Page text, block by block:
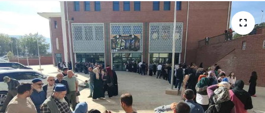
MAGAZİN
ÖZEL HABER
DTO
RESMİ REKLAM